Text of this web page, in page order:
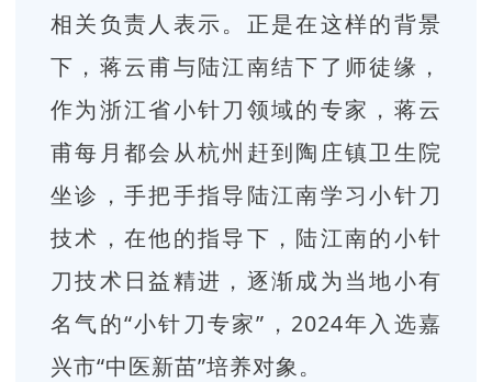
相关负责人表示。 正是在这样的背景
下，蒋云甫与陆江南结下了师徒缘，
作为浙江省小针刀领域的专家，蒋云
甫每月都会从杭州赶到陶庄镇卫生院
坐诊，手把手指导陆江南学习小针刀
技术，在他的指导下，陆江南的小针
刀技术日益精进，逐渐成为当地小有
名气的“小针刀专家”，2024年入选嘉
兴市“中医新苗”培养对象。